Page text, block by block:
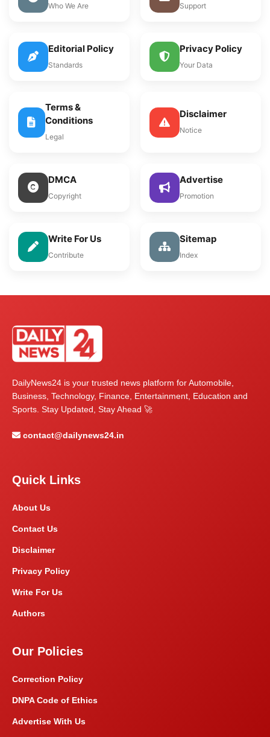
Who We Are Support
Editorial Policy
Standards
Privacy Policy
Your Data
Terms &
Conditions
Legal
Disclaimer
Notice
DMCA
Copyright
Advertise
Promotion
Write For Us
Contribute
Sitemap
Index
DailyNews24 is your trusted news platform for Automobile,
Business, Technology, Finance, Entertainment, Education and
Sports. Stay Updated, Stay Ahead 🚀
contact@dailynews24.in
Quick Links
About Us
Contact Us
Disclaimer
Privacy Policy
Write For Us
Authors
Our Policies
Correction Policy
DNPA Code of Ethics
Advertise With Us